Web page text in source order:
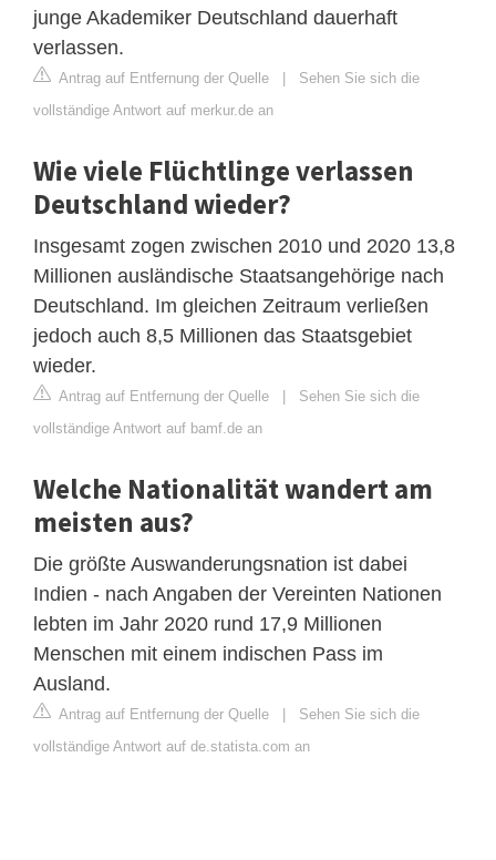
junge Akademiker Deutschland dauerhaft
verlassen.
Antrag auf Entfernung der Quelle | Sehen Sie sich die
vollständige Antwort auf merkur.de an
Wie viele Flüchtlinge verlassen
Deutschland wieder?
Insgesamt zogen zwischen 2010 und 2020 13,8
Millionen ausländische Staatsangehörige nach
Deutschland. Im gleichen Zeitraum verließen
jedoch auch 8,5 Millionen das Staatsgebiet
wieder.
Antrag auf Entfernung der Quelle | Sehen Sie sich die
vollständige Antwort auf bamf.de an
Welche Nationalität wandert am
meisten aus?
Die größte Auswanderungsnation ist dabei
Indien - nach Angaben der Vereinten Nationen
lebten im Jahr 2020 rund 17,9 Millionen
Menschen mit einem indischen Pass im
Ausland.
Antrag auf Entfernung der Quelle | Sehen Sie sich die
vollständige Antwort auf de.statista.com an